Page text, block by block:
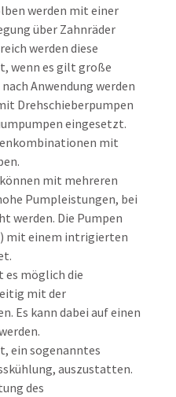
werden mit einer
über Zahnräder
werden diese
wenn es gilt große
Anwendung werden
Drehschieberpumpen
eingesetzt.
mit
mit mehreren
Pumpleistungen, bei
werden. Die Pumpen
mit einem intrigierten
möglich die
mit der
Es kann dabei auf einen
ein sogenanntes
auszustatten.
des